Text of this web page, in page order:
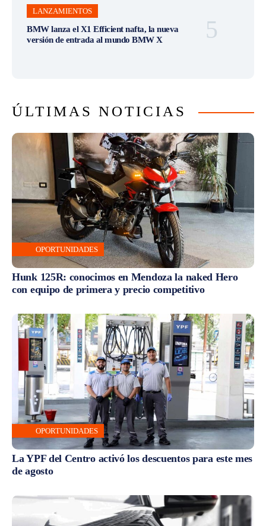
LANZAMIENTOS
BMW lanza el X1 Efficient nafta, la nueva
versión de entrada al mundo BMW X
ÚLTIMAS NOTICIAS
OPORTUNIDADES
Hunk 125R: conocimos en Mendoza la naked Hero
con equipo de primera y precio competitivo
OPORTUNIDADES
La YPF del Centro activó los descuentos para este mes
de agosto